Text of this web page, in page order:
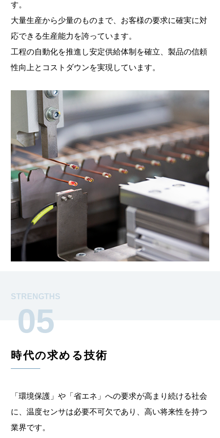
す。
大量生産から少量のものまで、お客様の要求に確実に対
応できる生産能力を誇っています。
工程の自動化を推進し安定供給体制を確立、製品の信頼
性向上と コストダウンを実現しています。
STRENGTHS
05
時代の求める技術
「環境保護」や「省エネ」への要求が高まり続ける社会
に、温度センサは必要不可欠であり、高い将来性を持つ
業界です。